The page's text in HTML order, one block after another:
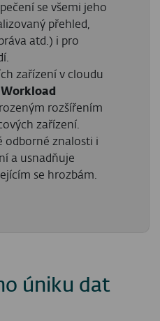
se všemi jeho
přehled,
atd.) i pro
zařízení v cloudu
Workload
rozšířením
zařízení.
odborné znalosti i
a usnadňuje
se hrozbám.
úniku dat